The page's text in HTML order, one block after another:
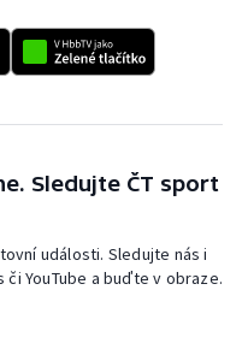
Sledujte ČT sport
události. Sledujte nás i
či YouTube a buďte v obraze.